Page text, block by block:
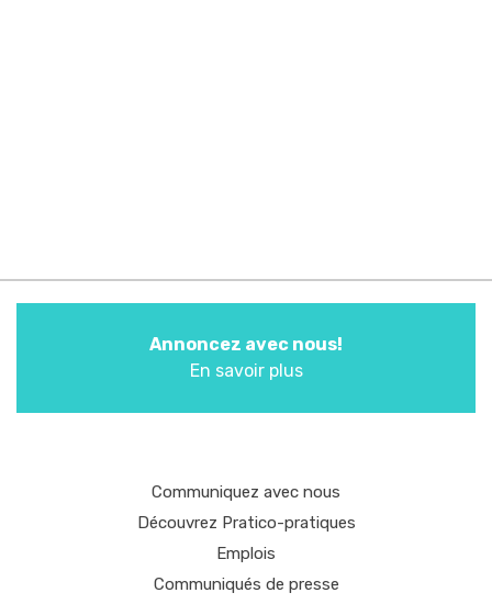
Annoncez avec nous!
En savoir plus
Communiquez avec nous
Découvrez Pratico-pratiques
Emplois
Communiqués de presse